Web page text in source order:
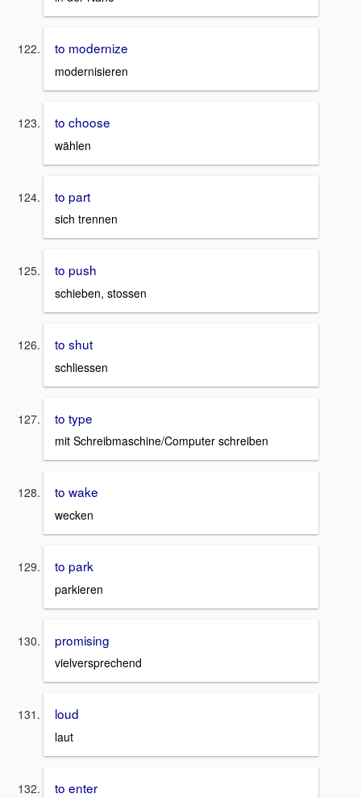
to modernize
modernisieren
to choose
wählen
to part
sich trennen
to push
schieben, stossen
to shut
schliessen
to type
mit Schreibmaschine/Computer schreiben
to wake
wecken
to park
parkieren
promising
vielversprechend
loud
laut
to enter